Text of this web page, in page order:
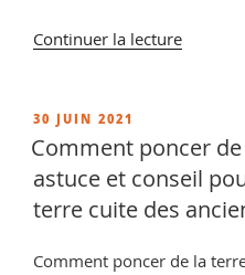
Continuer la lecturede
et
tomette
PUBLIÉ
LE
30 JUIN 2021
Comment poncer
astuce et conseil
terre cuite des
Comment poncer de la